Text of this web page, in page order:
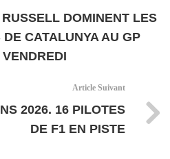
DOMINENT LES
CATALUNYA AU GP
VENDREDI
Article Suivant
2026. 16 PILOTES
DE F1 EN PISTE